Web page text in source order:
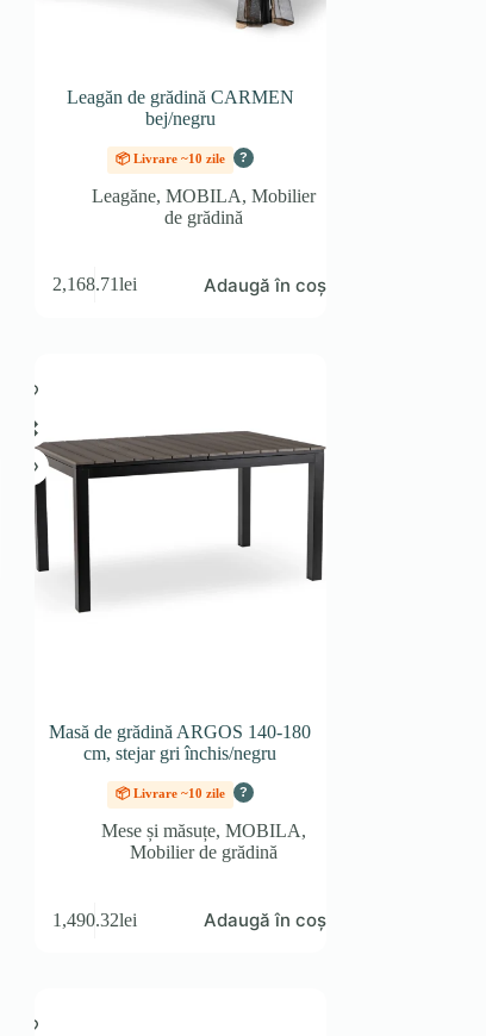
Leagăn de grădină CARMEN
bej/negru
📦 Livrare ~10 zile ?
Leagăne,MOBILA,Mobilier
de grădină
2,168.71lei Adaugă în coș
Masă de grădină ARGOS 140-180
cm, stejar gri închis/negru
📦 Livrare ~10 zile ?
Mese și măsuțe,MOBILA,
Mobilier de grădină
1,490.32lei Adaugă în coș